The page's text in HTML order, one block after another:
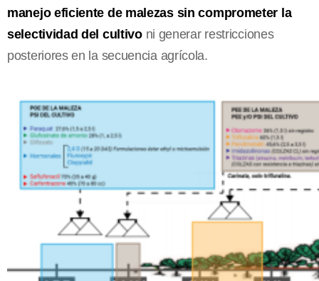
manejo eficiente de malezas sin comprometer la
selectividad del cultivoni generar restricciones
posteriores en la secuencia agrícola.